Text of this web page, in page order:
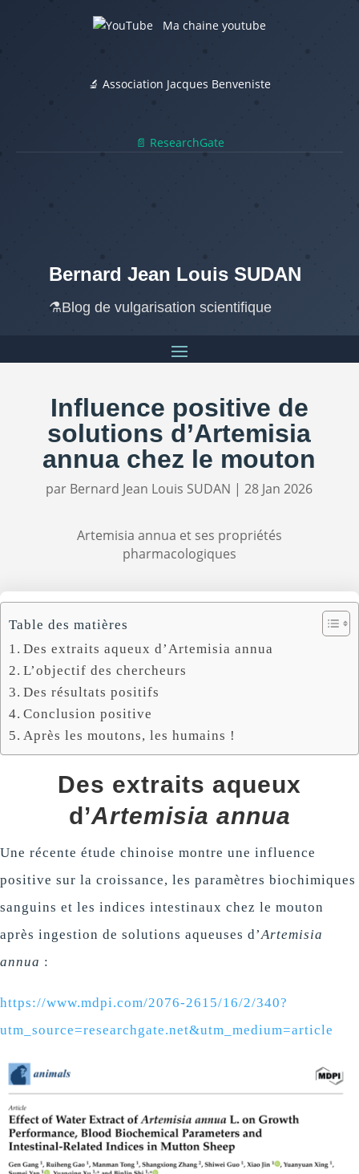
Ma chaine youtube
🔬 Association Jacques Benveniste
📄 ResearchGate
Bernard Jean Louis SUDAN
⚗️Blog de vulgarisation scientifique
Influence positive de
solutions d’Artemisia
annua chez le mouton
par Bernard Jean Louis SUDAN |28 Jan 2026
Artemisia annua et ses propriétés
pharmacologiques
Table des matières
Des extraits aqueux d’Artemisia annua
L’objectif des chercheurs
Des résultats positifs
Conclusion positive
Après les moutons, les humains !
Des extraits aqueux
d’Artemisia annua
Une récente étude chinoise montre une influence
positive sur la croissance, les paramètres biochimiques
sanguins et les indices intestinaux chez le mouton
après ingestion de solutions aqueuses d’Artemisia
annua :
https://www.mdpi.com/2076-2615/16/2/340?
utm_source=researchgate.net&utm_medium=article